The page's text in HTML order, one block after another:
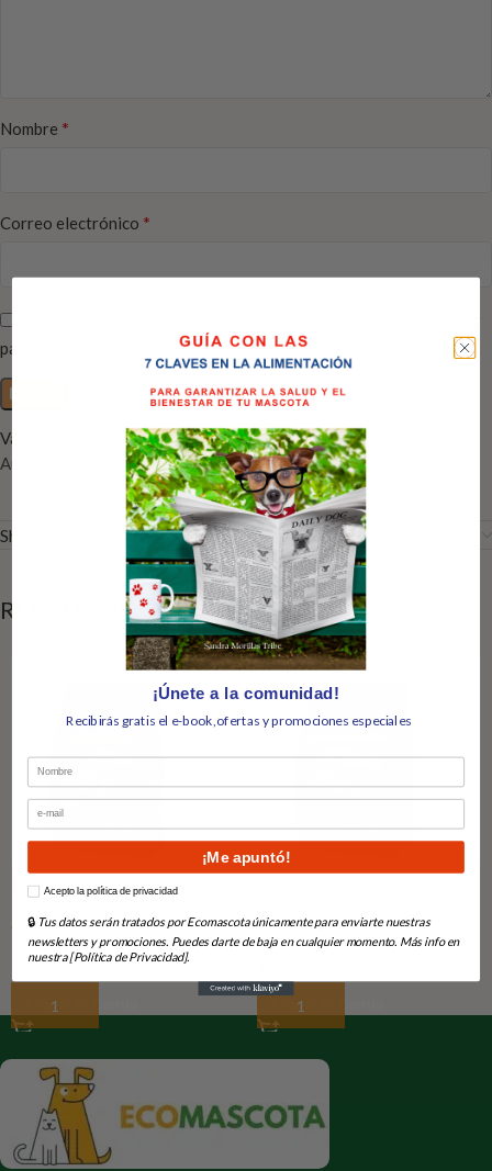
Valoraciones
Aún no hay reseñas
Nombre *
Correo electrónico *
para la próxima vez que comente.
Shipping & Delivery
RELATED PRODUCTS
Profine Senior Turkey &
En Stock
Añadir Al Carrito
En Stock
Añadir Al Carrito
¡Únete a la comunidad!
Recibirás gratis el e-book,ofertas y promociones especiales
Nombre
Email
¡Me apuntó!
How would you like to hear from us?
Acepto la política de privacidad
🔒 Tus datos serán tratados por Ecomascota únicamente para enviarte nuestras
newsletters y promociones. Puedes darte de baja en cualquier momento. Más info en
nuestra [Política de Privacidad].